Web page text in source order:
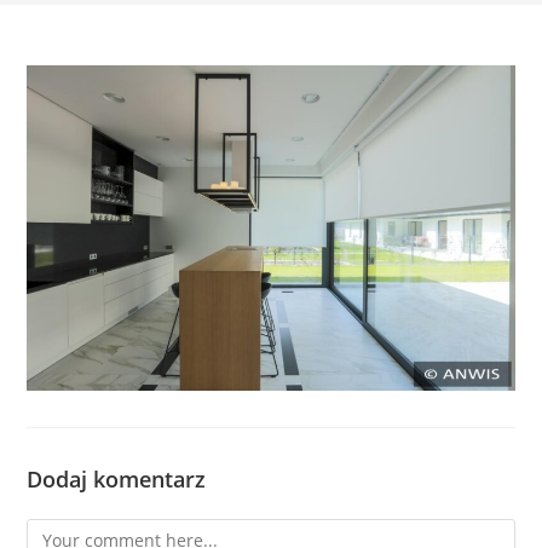
Dodaj komentarz